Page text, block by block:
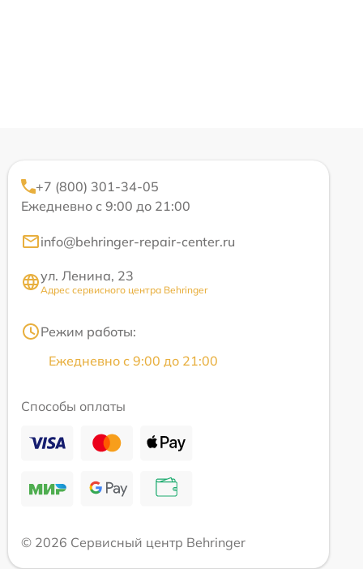
+7 (800) 301-34-05
Ежедневно с 9:00 до 21:00
info@behringer-repair-center.ru
ул. Ленина, 23
Адрес сервисного центра Behringer
Режим работы:
Ежедневно с 9:00 до 21:00
Способы оплаты
© 2026 Сервисный центр Behringer